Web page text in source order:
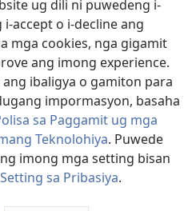
ug dili ni puwedeng i-
accept o i-decline ang
mga cookies, nga gigamit
ang imong experience.
ibaligya o gamiton para
impormasyon, basaha
sa Paggamit ug mga
Teknolohiya. Puwede
imong mga setting bisan
sa Pribasiya.
and Tract Society of Pennsylvania.
POLISA SA PRIBASIYA|